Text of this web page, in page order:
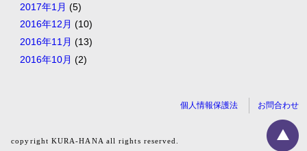
2017年1月 (5)
2016年12月 (10)
2016年11月 (13)
2016年10月 (2)
個人情報保護法 お問合わせ
copyright KURA-HANA all rights reserved.